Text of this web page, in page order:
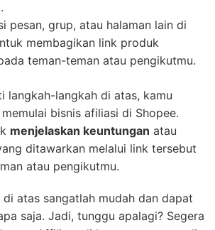
produk tersebut, kamu akan
link atau URL yang dapat kamu salin.
pada link tersebut hingga
pesan, grup, atau halaman lain di
membagikan link produk
teman-teman atau pengikutmu.
bisnis afiliasi di Shopee.
menjelaskan keuntunganatau